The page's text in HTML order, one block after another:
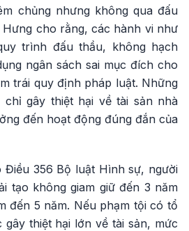
chủng nhưng không qua đấu
cho rằng, các hành vi như
trình đấu thầu, không hạch
ngân sách sai mục đích cho
trái quy định pháp luật. Những
chỉ gây thiệt hại về tài sản nhà
đến hoạt động đúng đắn của
Điều 356 Bộ luật Hình sự, người
tạo không giam giữ đến 3 năm
đến 5 năm. Nếu phạm tội có tổ
thiệt hại lớn về tài sản, mức